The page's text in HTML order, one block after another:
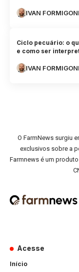
IVAN
Ciclo pecuário: o
e como ser
IVAN
O FarmNews surgiu
exclusivos sobre a
Farmnews é um produto
Acesse
Início